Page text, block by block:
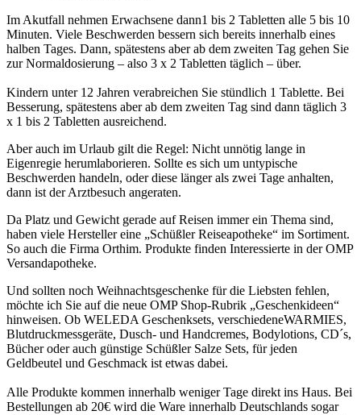
Im Akutfall nehmen Erwachsene dann1 bis 2 Tabletten alle 5 bis 10
Minuten. Viele Beschwerden bessern sich bereits innerhalb eines
halben Tages. Dann, spätestens aber ab dem zweiten Tag gehen Sie
zur Normaldosierung – also 3 x 2 Tabletten täglich – über.
Kindern unter 12 Jahren verabreichen Sie stündlich 1 Tablette. Bei
Besserung, spätestens aber ab dem zweiten Tag sind dann täglich 3
x 1 bis 2 Tabletten ausreichend.
Aber auch im Urlaub gilt die Regel: Nicht unnötig lange in
Eigenregie herumlaborieren. Sollte es sich um untypische
Beschwerden handeln, oder diese länger als zwei Tage anhalten,
dann ist der Arztbesuch angeraten.
Da Platz und Gewicht gerade auf Reisen immer ein Thema sind,
haben viele Hersteller eine „Schüßler Reiseapotheke“ im Sortiment.
So auch die Firma Orthim. Produkte finden Interessierte in der OMP
Versandapotheke.
Und sollten noch Weihnachtsgeschenke für die Liebsten fehlen,
möchte ich Sie auf die neue OMP Shop-Rubrik „Geschenkideen“
hinweisen. Ob WELEDA Geschenksets, verschiedeneWARMIES,
Blutdruckmessgeräte, Dusch- und Handcremes, Bodylotions, CD´s,
Bücher oder auch günstige Schüßler Salze Sets, für jeden
Geldbeutel und Geschmack ist etwas dabei.
Alle Produkte kommen innerhalb weniger Tage direkt ins Haus. Bei
Bestellungen ab 20€ wird die Ware innerhalb Deutschlands sogar